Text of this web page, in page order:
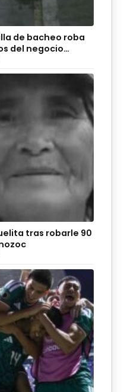
de bacheo roba
del negocio
tras robarle 90